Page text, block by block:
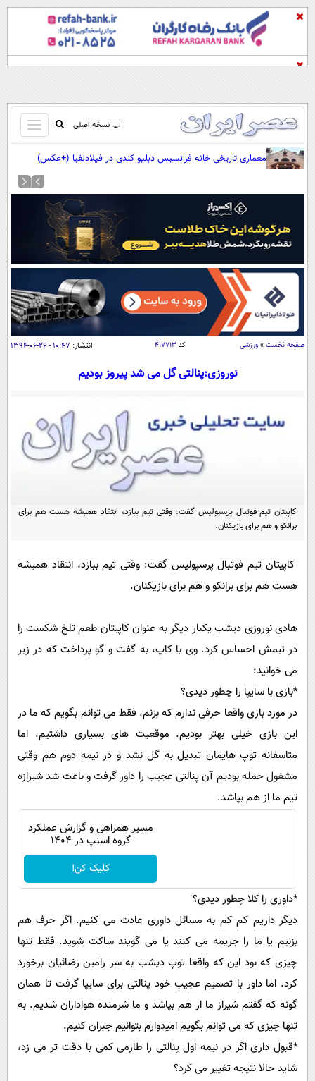
نسخه اصلی
باز
و
کردن
صفحه اول
آرشیو
نظرسنجی
آب و هوا
اوقات شرعی
سواد زندگی
اقتصاد
اقتصادی
جامعه
حوادث
یک برش دانایی
بین الملل
علم و دانش
علمی
گوناگون
باشگاه مغز
مجله تصویری سلاح
اقتصاد
ورزش
حوادث
محیط زیست
عصر ایران 2
خواندنی ها و دیدنی ها
پیامک
دانلود
آموزش زبان
معماری تاریخی خانه فرانسیس دبلیو کندی در فیلادلفیا (+عکس)
صفحه نخست » ورزشی کد۴۱۷۷۱۳ انتشار: ۱۰:۴۷ - ۲۶-۰۶-۱۳۹۴
نوروزی:پنالتی گل می شد پیروز بودیم
کاپیتان تیم فوتبال پرسپولیس گفت: وقتی تیم ببازد، انتقاد همیشه هست هم برای
برانکو و هم برای بازیکنان.
کاپیتان تیم فوتبال پرسپولیس گفت: وقتی تیم ببازد، انتقاد همیشه
هست هم برای برانکو و هم برای بازیکنان.
هادی نوروزی دیشب یکبار دیگر به عنوان کاپیتان طعم تلخ شکست را
در تیمش احساس کرد. وی با کاپ، به گفت و گو پرداخت که در زیر
می خوانید:
*بازی با سایپا را چطور دیدی؟
در مورد بازی واقعا حرفی ندارم که بزنم. فقط می توانم بگویم که ما در
این بازی خیلی بهتر بودیم. موقعیت های بسیاری داشتیم. اما
متاسفانه توپ هایمان تبدیل به گل نشد و در نیمه دوم هم وقتی
مشغول حمله بودیم آن پنالتی عجیب را داور گرفت و باعث شد شیرازه
تیم ما از هم بپاشد.
مسیر همراهی و گزارش عملکرد
گروه اسنپ در ۱۴۰۴
کلیک کن!
*داوری را کلا چطور دیدی؟
دیگر داریم کم کم به مسائل داوری عادت می کنیم. اگر حرف هم
بزنیم یا ما را جریمه می کنند یا می گویند ساکت شوید. فقط تنها
چیزی که بود این که واقعا توپ دیشب به سر رامین رضائیان برخورد
کرد. اما داور با تصمیم عجیب خود پنالتی برای سایپا گرفت تا همان
گونه که گفتم شیراز ما از هم بپاشد و ما شرمنده هواداران شدیم. به
تنها چیزی که می توانم بگویم امیدوارم بتوانیم جبران کنیم.
*قبول داری اگر در نیمه اول پنالتی را طارمی کمی با دقت تر می زد،
شاید حالا نتیجه تغییر می کرد؟